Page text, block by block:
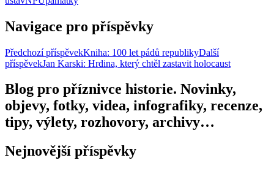
Navigace pro příspěvky
Předchozí příspěvekKniha: 100 let pádů republikyDalší
příspěvekJan Karski: Hrdina, který chtěl zastavit holocaust
Blog pro příznivce historie. Novinky,
objevy, fotky, videa, infografiky, recenze,
tipy, výlety, rozhovory, archivy…
Nejnovější příspěvky